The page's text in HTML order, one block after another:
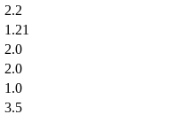
2.2
1.21
2.0
2.0
1.0
3.5